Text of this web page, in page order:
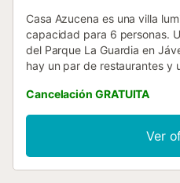
Casa Azucena es una villa
capacidad para 6 personas.
del Parque La Guardia en
hay un par de restaurantes y
del Cap de La Nao, que
cabos y bahías rocosas. Las
y La Barraca ofrecen la
en el mar y disfrutar de
plantas, en la planta baja hay
Cancelación GRATUITA
Ver